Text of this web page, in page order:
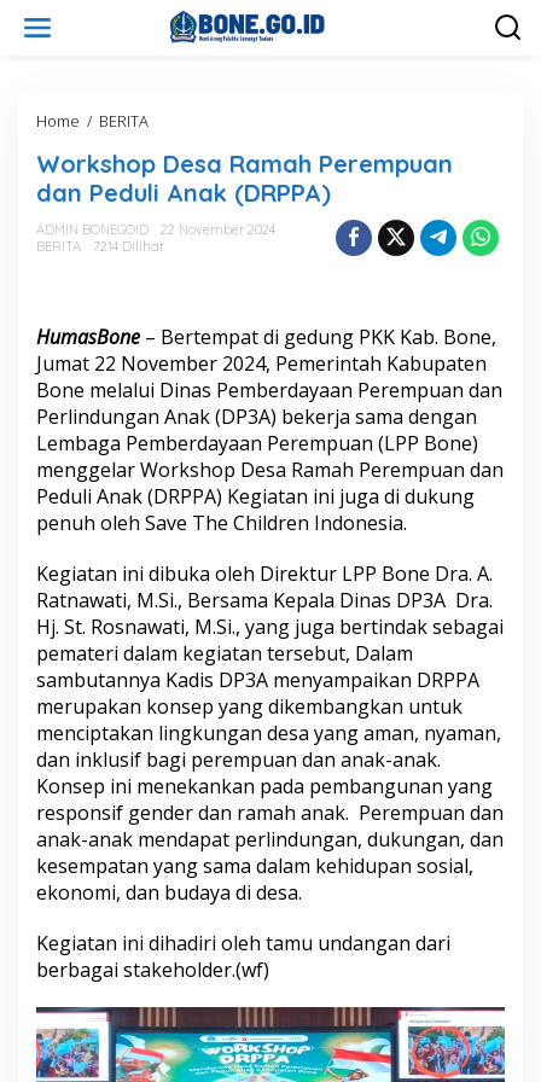
Home / BERITA
r
k
s
o
s
a
R
a
m
a
h
P
e
r
m
p
u
n
d
a
n
P
e
d
u
l
A
n
k
(
R
P
P
A
Workshop Desa Ramah Perempuan
dan Peduli Anak (DRPPA)
ADMIN BONEGOID
22 November 2024
BERITA
7214 Dilihat
HumasBone – Bertempat di gedung PKK Kab. Bone,
Jumat 22 November 2024, Pemerintah Kabupaten
Bone melalui Dinas Pemberdayaan Perempuan dan
Perlindungan Anak (DP3A) bekerja sama dengan
Lembaga Pemberdayaan Perempuan (LPP Bone)
menggelar Workshop Desa Ramah Perempuan dan
Peduli Anak (DRPPA) Kegiatan ini juga di dukung
penuh oleh Save The Children Indonesia.
Kegiatan ini dibuka oleh Direktur LPP Bone Dra. A.
Ratnawati, M.Si., Bersama Kepala Dinas DP3A Dra.
Hj. St. Rosnawati, M.Si., yang juga bertindak sebagai
pemateri dalam kegiatan tersebut, Dalam
sambutannya Kadis DP3A menyampaikan DRPPA
merupakan konsep yang dikembangkan untuk
menciptakan lingkungan desa yang aman, nyaman,
dan inklusif bagi perempuan dan anak-anak.
Konsep ini menekankan pada pembangunan yang
responsif gender dan ramah anak. Perempuan dan
anak-anak mendapat perlindungan, dukungan, dan
kesempatan yang sama dalam kehidupan sosial,
ekonomi, dan budaya di desa.
Kegiatan ini dihadiri oleh tamu undangan dari
berbagai stakeholder.(wf)